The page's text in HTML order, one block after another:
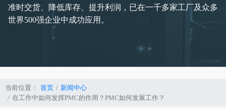
准时交货、降低库存、提升利润，已在一千多家工厂及众多
世界500强企业中成功应用。
当前位置： 首页
新闻中心
在工作中如何发挥PMC的作用？PMC如何发展工作？